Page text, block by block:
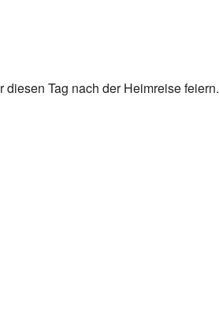
Tag nach der Heimreise feiern.